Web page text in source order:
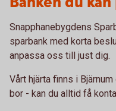
Snapphanebygdens
sparbank med korta
anpassa oss till just dig.
Vårt hjärta finns i
bor - kan du alltid få